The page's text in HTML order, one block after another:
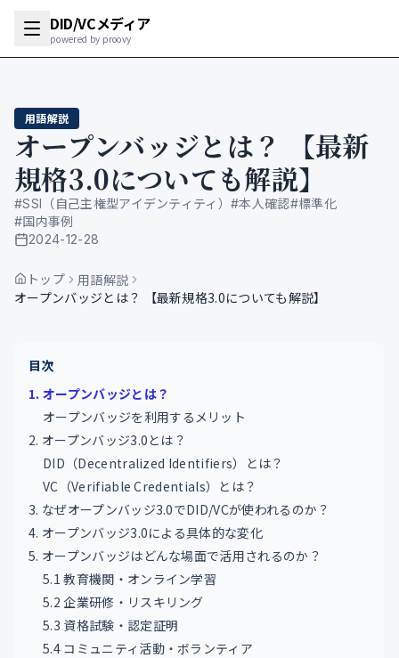
DID/VCメディア
powered by proovy
用語解説
オープンバッジとは？ 【最新
規格3.0についても解説】
#SSI（自己主権型アイデンティティ）#本人確認#標準化
#国内事例
公開日
2024-12-28
トップ
用語解説
オープンバッジとは？ 【最新規格3.0についても解説】
目次
1. オープンバッジとは？
オープンバッジを利用するメリット
2. オープンバッジ3.0とは？
DID（Decentralized Identifiers）とは？
VC（Verifiable Credentials）とは？
3. なぜオープンバッジ3.0でDID/VCが使われるのか？
4. オープンバッジ3.0による具体的な変化
5. オープンバッジはどんな場面で活用されるのか？
5.1 教育機関・オンライン学習
5.2 企業研修・リスキリング
5.3 資格試験・認定証明
5.4 コミュニティ活動・ボランティア